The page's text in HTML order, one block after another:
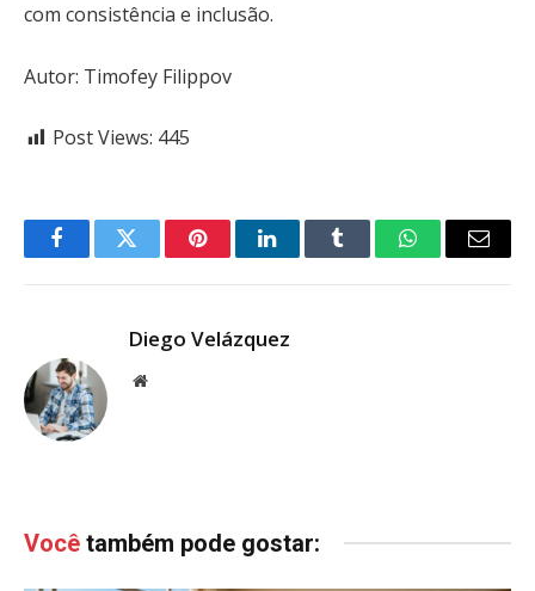
com consistência e inclusão.
Autor: Timofey Filippov
Post Views: 445
FacebookTwitter PinterestLinkedInTumblr WhatsAppEmail
Diego Velázquez
Website
Você também pode gostar: